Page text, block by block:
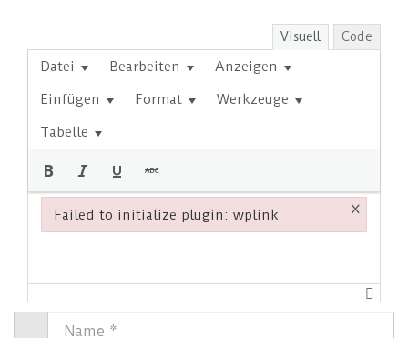
Visuell Code
Datei Bearbeiten
Anzeigen
Einfügen
Format
Werkzeuge
Tabelle
Failed to initialize plugin: wplink ×
Failed to initialize plugin: wplink